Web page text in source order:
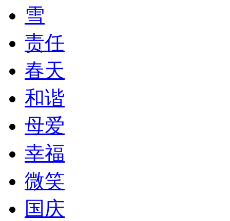
雪
责任
春天
和谐
母爱
幸福
微笑
国庆